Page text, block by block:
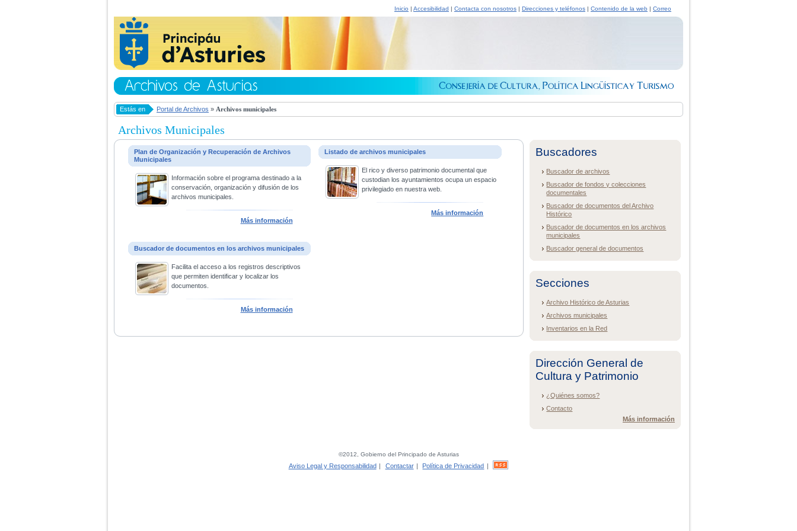
Inicio | Accesibilidad | Contacta con nosotros | Direcciones y teléfonos | Contenido de la web | Correo
Estás en Portal de Archivos » Archivos municipales
Archivos Municipales
Plan de Organización y Recuperación de Archivos
Municipales
Información sobre el programa destinado a la
conservación, organización y difusión de los
archivos municipales.
Más información
Listado de archivos municipales
El rico y diverso patrimonio documental que
custodian los ayuntamientos ocupa un espacio
privilegiado en nuestra web.
Más información
Buscador de documentos en los archivos municipales
Facilita el acceso a los registros descriptivos
que permiten identificar y localizar los
documentos.
Más información
Buscadores
Buscador de archivos
Buscador de fondos y colecciones
documentales
Buscador de documentos del Archivo
Histórico
Buscador de documentos en los archivos
municipales
Buscador general de documentos
Secciones
Archivo Histórico de Asturias
Archivos municipales
Inventarios en la Red
Dirección General de
Cultura y Patrimonio
¿Quiénes somos?
Contacto
Más información
©2012, Gobierno del Principado de Asturias
Aviso Legal y Responsabilidad | Contactar | Política de Privacidad |